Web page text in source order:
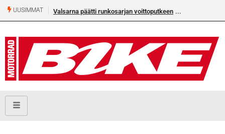
UUSIMMAT Valsarna päätti runkosarjan voittoputkeen